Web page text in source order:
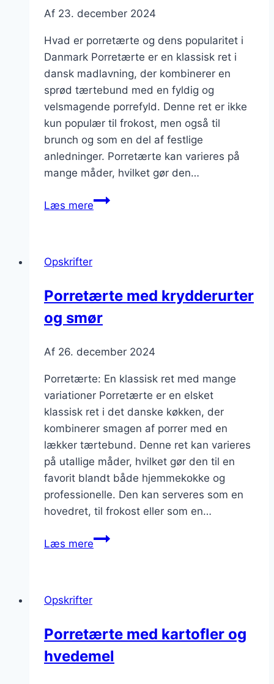
Af 23. december 2024
Hvad er porretærte og dens popularitet i
Danmark Porretærte er en klassisk ret i
dansk madlavning, der kombinerer en
sprød tærtebund med en fyldig og
velsmagende porrefyld. Denne ret er ikke
kun populær til frokost, men også til
brunch og som en del af festlige
anledninger. Porretærte kan varieres på
mange måder, hvilket gør den…
Læs merePorretærte
Opskrifter
Porretærte med krydderurter
og smør
Af 26. december 2024
Porretærte: En klassisk ret med mange
variationer Porretærte er en elsket
klassisk ret i det danske køkken, der
kombinerer smagen af porrer med en
lækker tærtebund. Denne ret kan varieres
på utallige måder, hvilket gør den til en
favorit blandt både hjemmekokke og
professionelle. Den kan serveres som en
hovedret, til frokost eller som en…
Læs merePorretærte
Opskrifter
Porretærte med kartofler og
hvedemel